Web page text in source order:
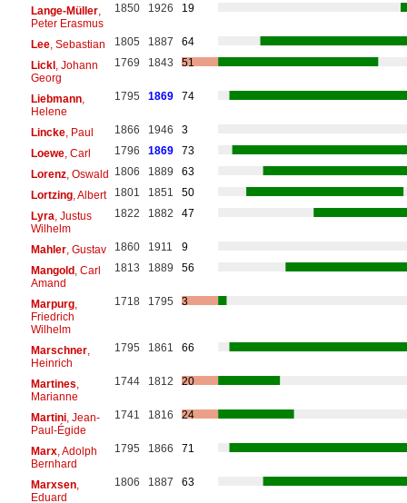
Lange-Müller,
Peter Erasmus
1850 1926 19
Lee, Sebastian 1805 1887
64
Lickl, Johann
Georg
1769 1843 51
Liebmann,
Helene
1795 1869 74
Lincke, Paul 1866 1946
3
Loewe, Carl 1796 1869
73
Lorenz, Oswald 1806 1889
63
Lortzing, Albert 1801 1851
50
Lyra , Justus
Wilhelm
1822 1882 47
Mahler, Gustav 1860 1911
9
Mangold, Carl
Amand
1813 1889 56
Marpurg,
Friedrich
Wilhelm
1718 1795 3
Marschner,
Heinrich
1795 1861 66
Martines
Marianne
1744 1812 20
Martini, Jean-
Paul-Égide
1741 1816 24
Marx, Adolph
Bernhard
1795 1866 71
Marxsen,
Eduard
1806 1887 63